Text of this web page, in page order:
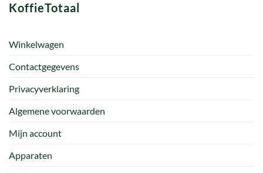
KoffieTotaal
Winkelwagen
Contactgegevens
Privacyverklaring
Algemene voorwaarden
Mijn account
Apparaten